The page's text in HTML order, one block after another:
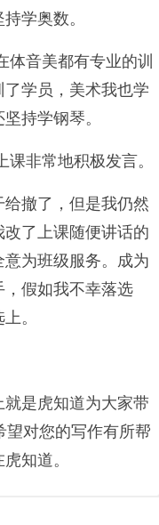
学奥数。
体音美都有专业的训
学员，美术我也学
持学钢琴。
非常地积极发言。
撤了，但是我仍然
了上课随便讲话的
为班级服务。成为
，假如我不幸落选
。
是虎知道为大家带
望对您的写作有所帮
知道。